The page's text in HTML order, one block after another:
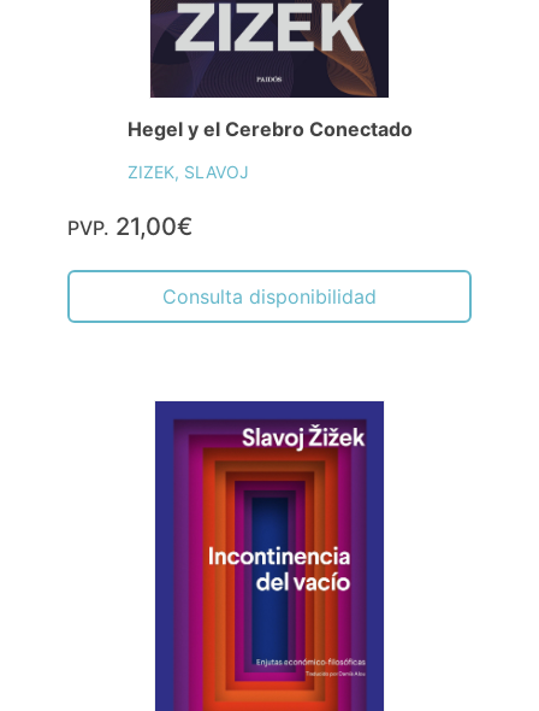
Hegel y el Cerebro Conectado
ZIZEK, SLAVOJ
PVP. 21,00€
Consulta disponibilidad